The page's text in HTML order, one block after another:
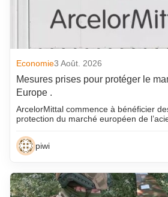
Economie3 Août. 2026
Mesures prises pour protéger le
Europe .
ArcelorMittal commence à bénéficier
protection du marché européen de
piwi